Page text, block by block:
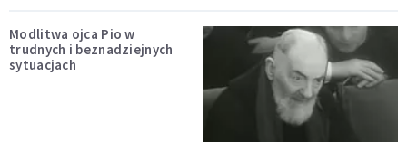
Modlitwa ojca Pio w
trudnych i beznadziejnych
sytuacjach